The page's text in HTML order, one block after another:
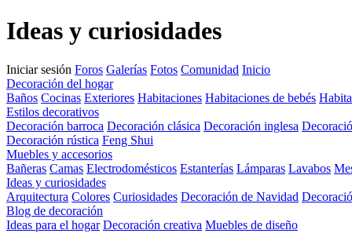
Ideas y curiosidades
Iniciar sesión Foros Galerías Fotos Comunidad Inicio
Decoración del hogar
Baños Cocinas Exteriores Habitaciones Habitaciones de bebés
Estilos decorativos
Decoración barroca Decoración clásica Decoración inglesa
Decoración rústica Feng Shui
Muebles y accesorios
Bañeras Camas Electrodomésticos Estanterías Lámparas Lavabos
Ideas y curiosidades
Arquitectura Colores Curiosidades Decoración de Navidad
Blog de decoración
Ideas para el hogar Decoración creativa Muebles de diseño